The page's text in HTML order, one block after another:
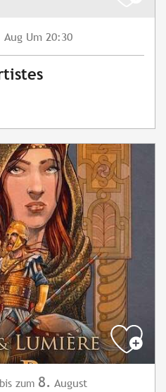
Aug Um 20:30
bis zum 8. August